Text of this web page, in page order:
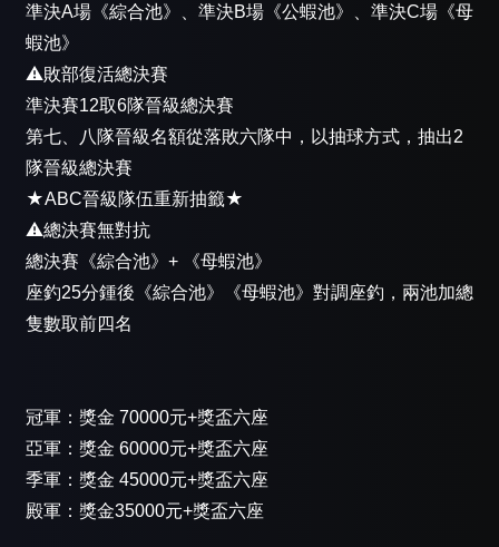
準決A場《綜合池》、準決B場《公蝦池》、準決C場《母
蝦池》
⚠️敗部復活總決賽
準決賽12取6隊晉級總決賽
第七、八隊晉級名額從落敗六隊中，以抽球方式，抽出2
隊晉級總決賽
★ABC晉級隊伍重新抽籤★
⚠️總決賽無對抗
總決賽《綜合池》+ 《母蝦池》
座釣25分鍾後《綜合池》《母蝦池》對調座釣，兩池加總
隻數取前四名
冠軍：獎金 70000元+獎盃六座
亞軍：獎金 60000元+獎盃六座
季軍：獎金 45000元+獎盃六座
殿軍：獎金35000元+獎盃六座